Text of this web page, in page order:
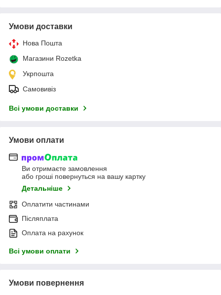
Умови доставки
Нова Пошта
Магазини Rozetka
Укрпошта
Самовивіз
Всі умови доставки
Умови оплати
Ви отримаєте замовлення
або гроші повернуться на вашу картку
Детальніше
Оплатити частинами
Післяплата
Оплата на рахунок
Всі умови оплати
Умови повернення